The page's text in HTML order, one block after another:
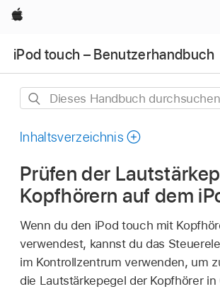
Apple
iPod touch – Benutzerhandbuch
Dieses
durchsuchen
Inhaltsverzeichnis
Prüfen der
Kopfhörern auf dem
Wenn du den iPod touch mit
verwendest, kannst du das
im Kontrollzentrum verwenden, um
die Lautstärkepegel der Kopfhörer in